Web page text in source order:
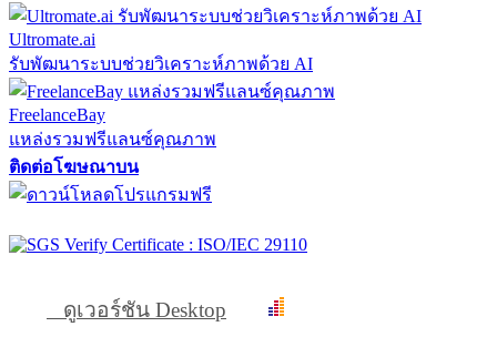
Ultromate.ai
รับพัฒนาระบบช่วยวิเคราะห์ภาพด้วย AI
FreelanceBay
แหล่งรวมฟรีแลนซ์คุณภาพ
ติดต่อโฆษณาบน
ดูเวอร์ชัน Desktop